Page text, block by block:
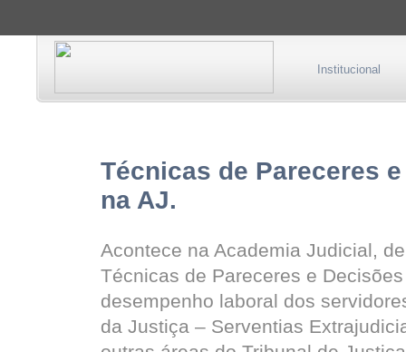
Institucional
Técnicas de Pareceres
na AJ.
Acontece na Academia Judicial,
Técnicas de Pareceres e
desempenho laboral dos
da Justiça – Serventias